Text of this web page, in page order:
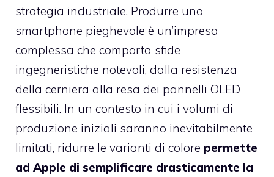
strategia industriale. Produrre uno
smartphone pieghevole è un’impresa
complessa che comporta sfide
ingegneristiche notevoli, dalla resistenza
della cerniera alla resa dei pannelli OLED
flessibili. In un contesto in cui i volumi di
produzione iniziali saranno inevitabilmente
limitati, ridurre le varianti di colore permette
ad Apple di semplificare drasticamente la